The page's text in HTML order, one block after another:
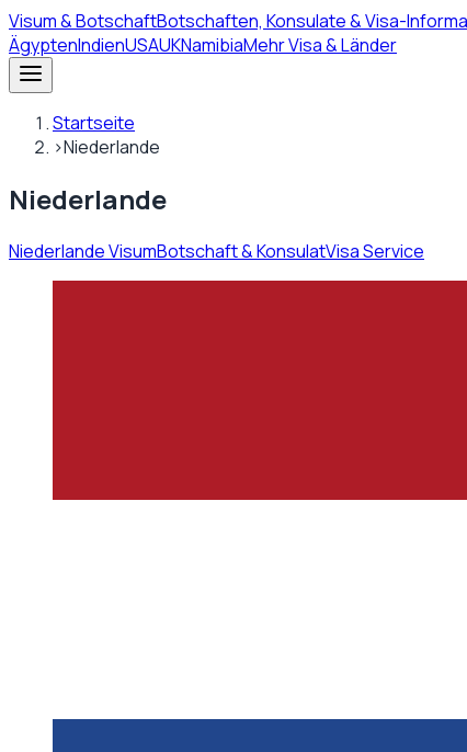
Visum& BotschaftBotschaften, Konsulate & Visa-
ÄgyptenIndienUSAUKNamibiaMehr Visa & Länder
Startseite
›Niederlande
Niederlande
Niederlande VisumBotschaft & KonsulatVisa Service